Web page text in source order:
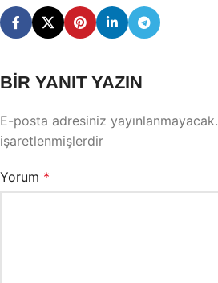
BIR YANIT YAZIN
E-posta adresiniz yayınlanmayacak.
işaretlenmişlerdir
Yorum *